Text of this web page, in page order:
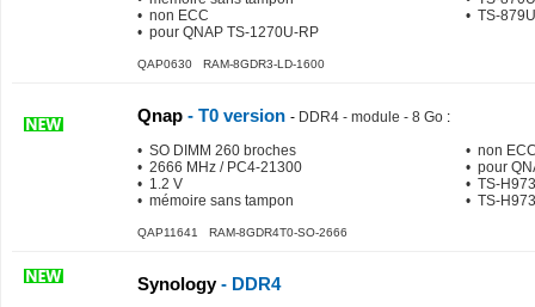
• non ECC
• pour QNAP TS-1270U-RP
• TS-
QAP0630 RAM-8GDR3-LD-1600
Qnap - T0 version - DDR4 - module - 8 Go :
• SO DIMM 260 broches
• 2666 MHz / PC4-21300
• 1.2 V
• mémoire sans tampon
• non
• pour
• TS-
• TS-
QAP11641 RAM-8GDR4T0-SO-2666
Synology- DDR4